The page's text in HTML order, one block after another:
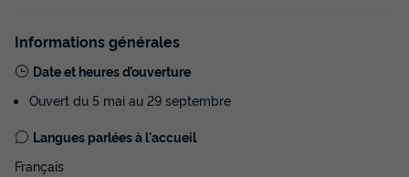
Informations générales
Date et heures d’ouverture
Ouvert du 5 mai au 29 septembre
Langues parlées à l'accueil
Français